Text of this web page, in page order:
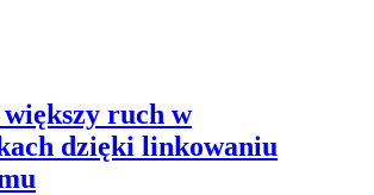
ruch w
dzięki linkowaniu